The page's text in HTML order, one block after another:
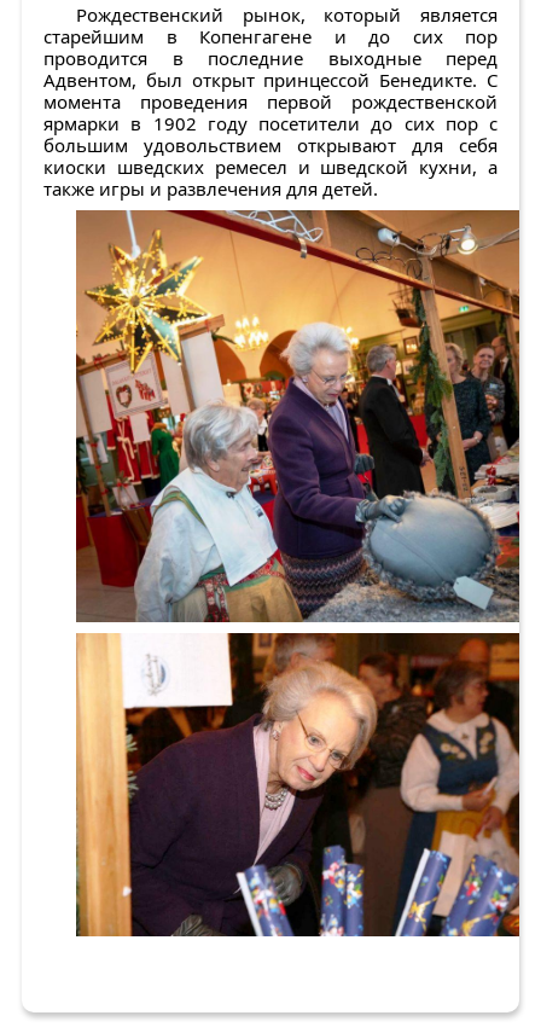
Рождественский рынок, который является
старейшим в Копенгагене и до сих пор
проводится в последние выходные перед
Адвентом, был открыт принцессой Бенедикте. С
момента проведения первой рождественской
ярмарки в 1902 году посетители до сих пор с
большим удовольствием открывают для себя
киоски шведских ремесел и шведской кухни, а
также игры и развлечения для детей.